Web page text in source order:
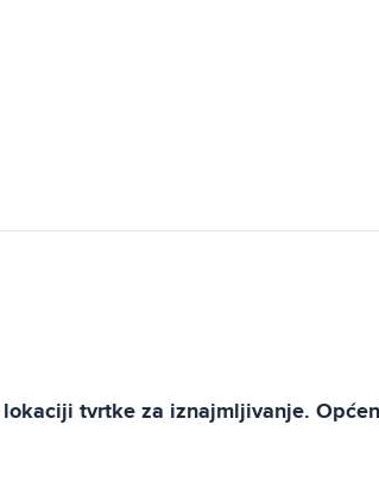
tvrtke za iznajmljivanje.